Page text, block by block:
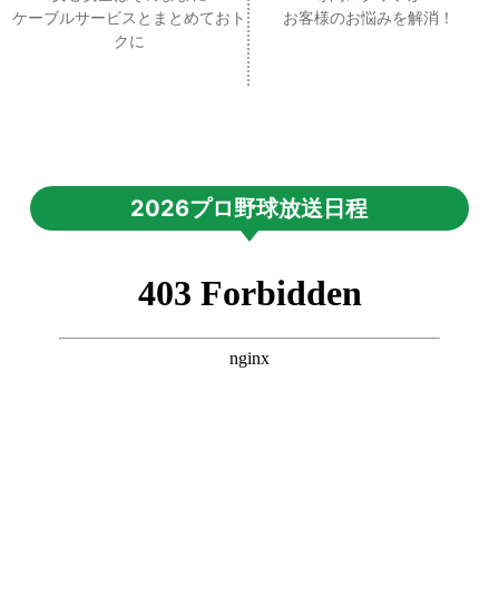
ケーブルサービスとまとめておト
クに
お客様のお悩みを解消！
2026プロ野球放送日程